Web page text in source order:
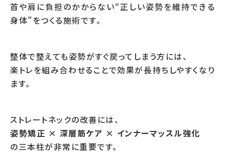
首や肩に負担のかからない“正しい姿勢を維持できる
身体”をつくる施術です。
整体で整えても姿勢がすぐ戻ってしまう方には、
楽トレを組み合わせることで効果が長持ちしやすくなり
ます。
ストレートネックの改善には、
姿勢矯正 × 深層筋ケア × インナーマッスル強化
の三本柱が非常に重要です。